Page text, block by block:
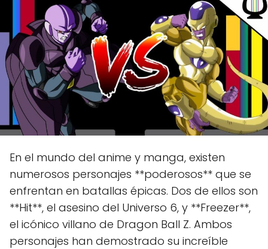
En el mundo del anime y manga, existen
numerosos personajes **poderosos** que se
enfrentan en batallas épicas. Dos de ellos son
**Hit**, el asesino del Universo 6, y **Freezer**,
el icónico villano de Dragon Ball Z. Ambos
personajes han demostrado su increíble